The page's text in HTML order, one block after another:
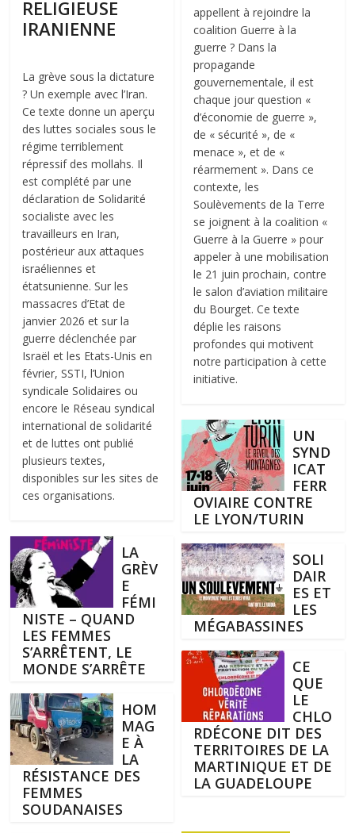
RELIGIEUSE
IRANIENNE
La grève sous la dictature
? Un exemple avec l’Iran.
Ce texte donne un aperçu
des luttes sociales sous le
régime terriblement
répressif des mollahs. Il
est complété par une
déclaration de Solidarité
socialiste avec les
travailleurs en Iran,
postérieur aux attaques
israéliennes et
étatsunienne. Sur les
massacres d’Etat de
janvier 2026 et sur la
guerre déclenchée par
Israël et les Etats-Unis en
février, SSTI, l’Union
syndicale Solidaires ou
encore le Réseau syndical
international de solidarité
et de luttes ont publié
plusieurs textes,
disponibles sur les sites de
ces organisations.
LA
GRÈV
E
FÉMI
NISTE – QUAND
LES FEMMES
S’ARRÊTENT, LE
MONDE S’ARRÊTE
HOM
MAG
E À
LA
RÉSISTANCE DES
FEMMES
SOUDANAISES
appellent à rejoindre la
coalition Guerre à la
guerre ? Dans la
propagande
gouvernementale, il est
chaque jour question «
d’économie de guerre »,
de « sécurité », de «
menace », et de «
réarmement ». Dans ce
contexte, les
Soulèvements de la Terre
se joignent à la coalition «
Guerre à la Guerre » pour
appeler à une mobilisation
le 21 juin prochain, contre
le salon d’aviation militaire
du Bourget. Ce texte
déplie les raisons
profondes qui motivent
notre participation à cette
initiative.
UN
SYND
ICAT
FERR
OVIAIRE CONTRE
LE LYON/TURIN
SOLI
DAIR
ES ET
LES
MÉGABASSINES
CE
QUE
LE
CHLO
RDÉCONE DIT DES
TERRITOIRES DE LA
MARTINIQUE ET DE
LA GUADELOUPE